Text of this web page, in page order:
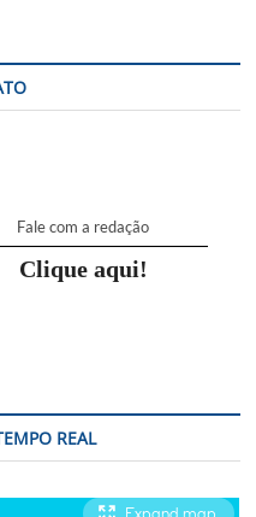
Fale com a redação
Clique aqui!
REAL